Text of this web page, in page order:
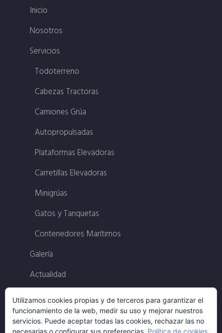
Inicio
Nosotros
Servicios
Todoterreno
Cabezas Tractoras
Camiones Grúa
Autopropulsadas
Plataformas Elevadoras
Carretillas Elevadoras
Minigrúas
Gatos y Tanquetas
Contenedores Marítimos
Galería
Actualidad
Contacto
Política Calidad
Utilizamos cookies propias y de terceros para garantizar el
funcionamiento de la web, medir su uso y mejorar nuestros
servicios. Puede aceptar todas las cookies, rechazar las no
necesarias o configurar sus preferencias. Política de cookies